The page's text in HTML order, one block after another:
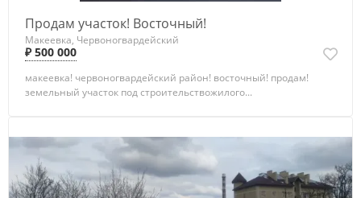
Продам участок! Восточный!
Макеевка, Червоногвардейский
₽ 500 000
макеевка! червоногвардейский район! восточный! продам!
земельный участок под строительствожилого...